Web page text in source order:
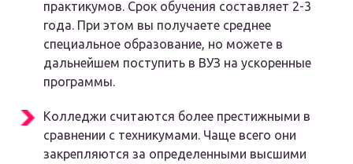
практикумов. Срок обучения составляет 2-3
года. При этом вы получаете среднее
специальное образование, но можете в
дальнейшем поступить в ВУЗ на ускоренные
программы.
Колледжи считаются более престижными в
сравнении с техникумами. Чаще всего они
закрепляются за определенными высшими